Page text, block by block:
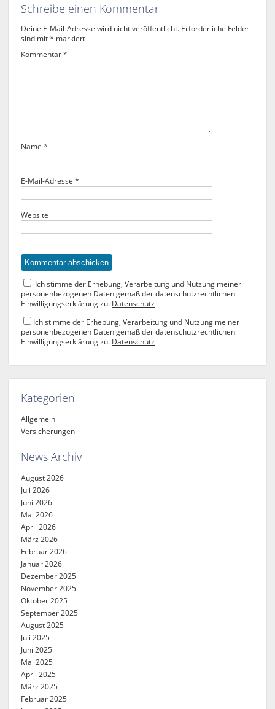
Schreibe einen Kommentar
Deine E-Mail-Adresse wird nicht veröffentlicht. Erforderliche Felder
sind mit* markiert
Kommentar*
Name*
E-Mail-Adresse*
Website
Ich stimme der Erhebung, Verarbeitung und Nutzung meiner
personenbezogenen Daten gemäß der datenschutzrechtlichen
Einwilligungserklärung zu. Datenschutz
Ich stimme der Erhebung, Verarbeitung und Nutzung meiner
personenbezogenen Daten gemäß der datenschutzrechtlichen
Einwilligungserklärung zu. Datenschutz
Kategorien
Allgemein
Versicherungen
News Archiv
August 2026
Juli 2026
Juni 2026
Mai 2026
April 2026
März 2026
Februar 2026
Januar 2026
Dezember 2025
November 2025
Oktober 2025
September 2025
August 2025
Juli 2025
Juni 2025
Mai 2025
April 2025
März 2025
Februar 2025